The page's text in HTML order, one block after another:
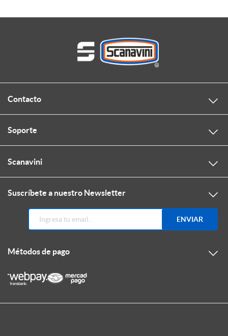
Contacto
Soporte
Scanavini
Suscríbete a nuestro Newsletter
ENVIAR
Métodos de pago